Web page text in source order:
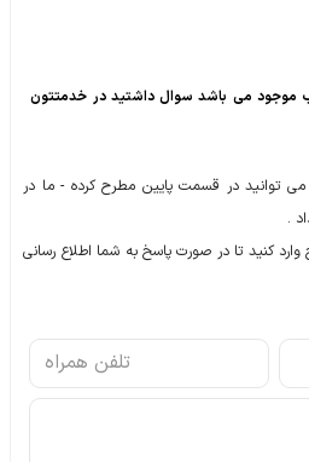
موجود می باشد سوال داشتید در خدمتتون
می توانید در قسمت پایین مطرح کرده - ما در
.
کنید تا در صورت پاسخ به شما اطلاع رسانی